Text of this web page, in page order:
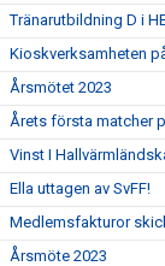
Tränarutbildning D i
Kioskverksamheten
Årsmötet 2023
Årets första matcher
Vinst I
Ella uttagen av SvFF!
Medlemsfakturor
Årsmöte 2023